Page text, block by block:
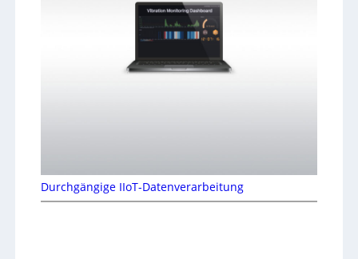
Durchgängige IIoT-Datenverarbeitung